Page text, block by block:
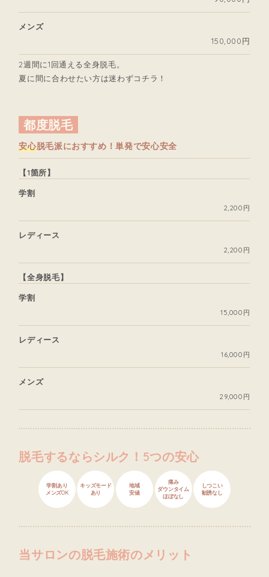
メンズ
150,000円
2週間に1回通える全身脱毛。
夏に間に合わせたい方は迷わずコチラ！
都度脱毛
安心脱毛派におすすめ！単発で安心安全
【1箇所】
学割
2,200円
レディース
2,200円
【全身脱毛】
学割
15,000円
レディース
16,000円
メンズ
29,000円
脱毛するならシルク！5つの安心
学割あり
メンズOK
キッズモード
あり
地域
安値
痛み
ダウンタイム
ほぼなし
しつこい
勧誘なし
当サロンの脱毛施術のメリット